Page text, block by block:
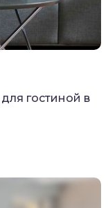
гостиной в